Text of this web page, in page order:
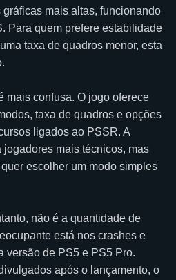
mais altas, funcionando
Para quem prefere estabilidade
taxa de quadros menor, esta
mais confusa. O jogo oferece
taxa de quadros e opções
ligados ao PSSR. A
jogadores mais técnicos, mas
escolher um modo simples
não é a quantidade de
está nos crashes e
versão de PS5 e PS5 Pro.
após o lançamento, o